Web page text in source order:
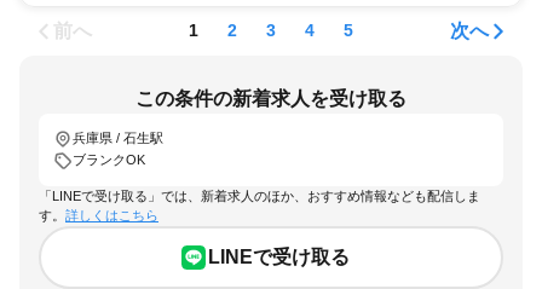
前へ 1 2 3 4 5 次へ
この条件の新着求人を受け取る
兵庫県 / 石生駅
ブランクOK
「LINEで受け取る」では、新着求人のほか、おすすめ情報なども配信しま
す。 詳しくはこちら
LINEで受け取る